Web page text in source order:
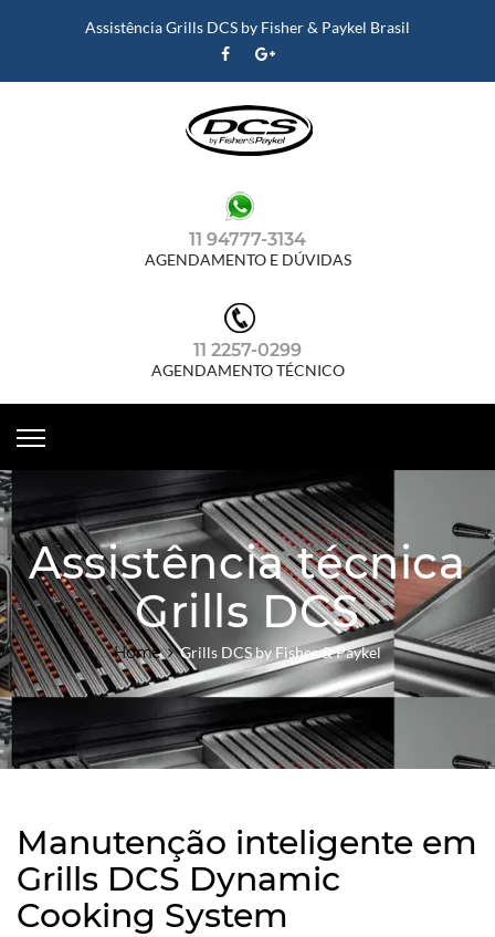
Assistência Grills DCS by Fisher & Paykel Brasil
11 94777-3134
AGENDAMENTO E DÚVIDAS
11 2257-0299
AGENDAMENTO TÉCNICO
Assistência técnica
Grills DCS
Home Grills DCS by Fisher & Paykel
Manutenção inteligente em
Grills DCS Dynamic
Cooking System